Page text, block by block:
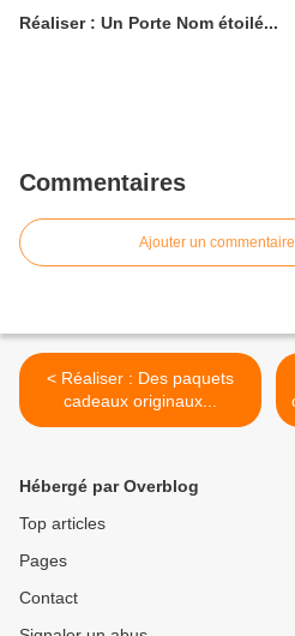
Réaliser : Un Porte Nom étoilé...
Commentaires
Ajouter un commentaire
< Réaliser : Des paquets
cadeaux originaux...
Hébergé par Overblog
Top articles
Pages
Contact